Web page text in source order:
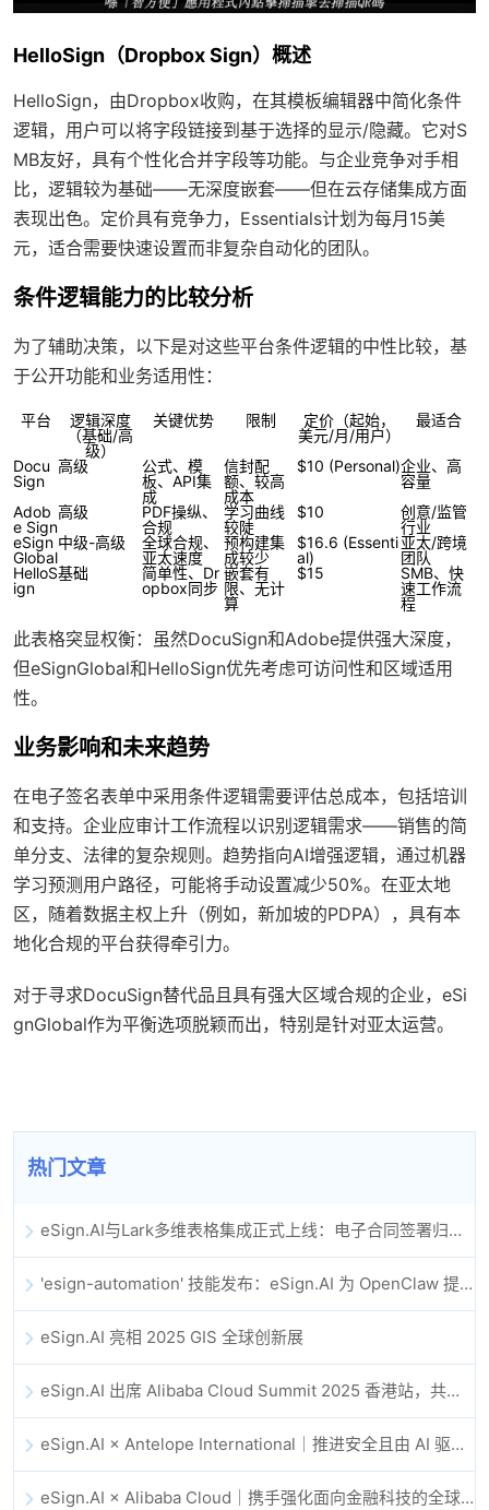
HelloSign（Dropbox Sign）概述
HelloSign，由Dropbox收购，在其模板编辑器中简化条件
逻辑，用户可以将字段链接到基于选择的显示/隐藏。它对S
MB友好，具有个性化合并字段等功能。与企业竞争对手相
比，逻辑较为基础——无深度嵌套——但在云存储集成方面
表现出色。定价具有竞争力，Essentials计划为每月15美
元，适合需要快速设置而非复杂自动化的团队。
条件逻辑能力的比较分析
为了辅助决策，以下是对这些平台条件逻辑的中性比较，基
于公开功能和业务适用性：
平台
逻辑深度
（基础/高
级）
关键优势 限制
定价（起始，
美元/月/用户）
最适合
Docu
Sign
高级
公式、模
板、API集
成
信封配
额、较高
成本
$10 (Personal)企业、高
容量
Adob
e Sign
高级
PDF操纵、
合规
学习曲线
较陡
$10
创意/监管
行业
eSign
Global
中级-高级
全球合规、
亚太速度
预构建集
成较少
$16.6 (Essenti
al)
亚太/跨境
团队
HelloS
ign
基础
简单性、Dr
opbox同步
嵌套有
限、无计
算
$15
SMB、快
速工作流
程
此表格突显权衡：虽然DocuSign和Adobe提供强大深度，
但eSignGlobal和HelloSign优先考虑可访问性和区域适用
性。
业务影响和未来趋势
在电子签名表单中采用条件逻辑需要评估总成本，包括培训
和支持。企业应审计工作流程以识别逻辑需求——销售的简
单分支、法律的复杂规则。趋势指向AI增强逻辑，通过机器
学习预测用户路径，可能将手动设置减少50%。在亚太地
区，随着数据主权上升（例如，新加坡的PDPA），具有本
地化合规的平台获得牵引力。
对于寻求DocuSign替代品且具有强大区域合规的企业，eSi
gnGlobal作为平衡选项脱颖而出，特别是针对亚太运营。
热门文章
eSign.AI与Lark多维表格集成正式上线：电子合同签署归档全程自动化
'esign-automation' 技能发布：eSign.AI 为 OpenClaw 提供自动化电子签名能力
eSign.AI 亮相 2025 GIS 全球创新展
eSign.AI 出席 Alibaba Cloud Summit 2025 香港站，共同探讨 AI 驱动的云创新与数字信任未来
eSign.AI × Antelope International｜推进安全且由 AI 驱动的数字化工作流
eSign.AI × Alibaba Cloud｜携手强化面向金融科技的全球数字信任